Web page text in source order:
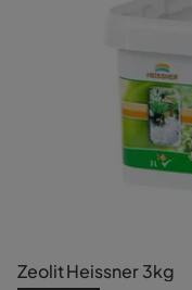
Zeolit Heissner 3kg